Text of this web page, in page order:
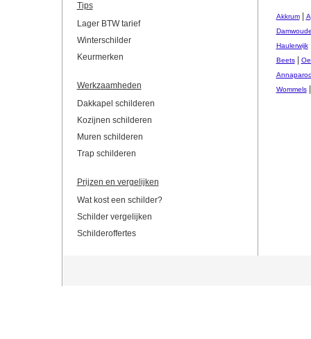
Tips
Lager BTW tarief
Winterschilder
Keurmerken
Werkzaamheden
Dakkapel schilderen
Kozijnen schilderen
Muren schilderen
Trap schilderen
Prijzen en vergelijken
Wat kost een schilder?
Schilder vergelijken
Schilderoffertes
Akkrum|
Haulerwijk
Beets|
Wommels